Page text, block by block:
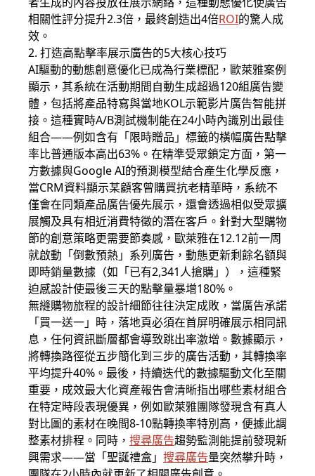
相關性評分提升2.3倍，最終創造出4倍ROI的驚人成
效。
2. 打造高點擊率展示廣告的5大核心技巧
AI驅動的動態創意優化已成為行業標配，歐萊雅案例
顯示，其系統在活動期間自動生成超過120組廣告變
體，包括將產品特寫與當地KOL示範影片廣告智能拼
接。這種實時A/B測試機制能在24小時內識別出最佳
組合——例如含有「限時贈品」標籤的橫幅廣告點擊
率比普通版本高出63%。在精準受眾鎖定方面，第一
方數據與GoogleAI的預測模型結合產生化學反應，
當CRM資料顯示某顧客曾購買抗老精華時，系統不
僅會在同類產品廣告優先展示，還會透過相似受眾擴
展觸及具有相近消費特徵的潛在客戶。針對大型購物
節的創意策略更需要節奏感，歐萊雅在12.12前一周
就啟動「倒數預熱」系列廣告，動態更新剩餘名額與
即時銷量數據（如「已有2,341人搶購」），這種緊
迫感設計使最後三天的點擊量暴增180%。
無縫購物旅程的設計細節往往決定成敗，當廣告承諾
「買一送一」時，落地頁必須在首屏明確展示相同訊
息，任何資訊斷層都會導致跳出率激增。數據顯示，
將轉換路徑從五步簡化到三步的廣告活動，其轉換率
平均提升40%。最後，持續迭代的數據驅動文化至關
重要，成效最大化資產報告會清晰指出哪些素材組合
在特定時段表現優異，例如歐萊雅團隊發現含有真人
對比圖的素材在晚間8-10點轉換率特別高，便據此調
整素材排程。同時， 搜尋廣告趨勢監測能提前發現新
興需求——當「聖誕禮盒」 搜尋廣告量突然攀升時，